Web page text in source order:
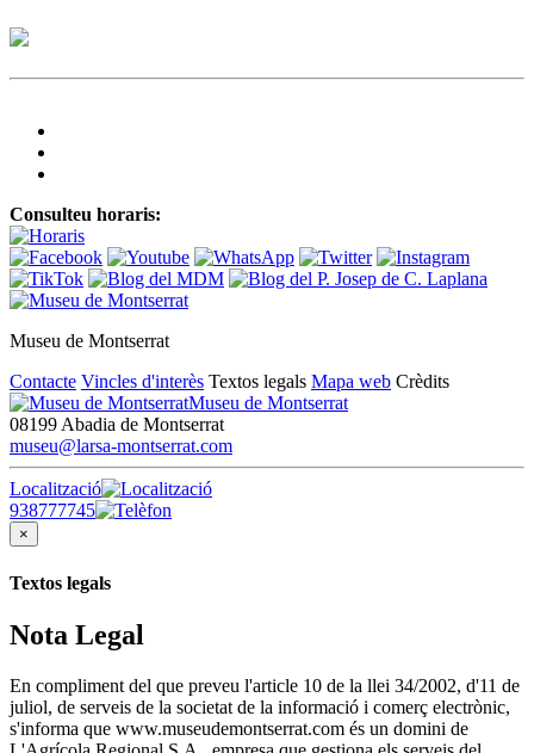
Consulteu horaris:
Museu de Montserrat
Contacte Vincles d'interès Textos legals Mapa web Crèdits
Museu de Montserrat
08199 Abadia de Montserrat
museu@larsa-montserrat.com
Localització
938777745
×
Textos legals
Nota Legal
En compliment del que preveu l'article 10 de la llei 34/2002, d'11 de
juliol, de serveis de la societat de la informació i comerç electrònic,
s'informa que www.museudemontserrat.com és un domini de